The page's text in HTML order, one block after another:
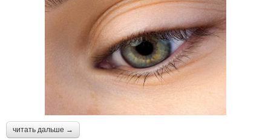
читать дальше →